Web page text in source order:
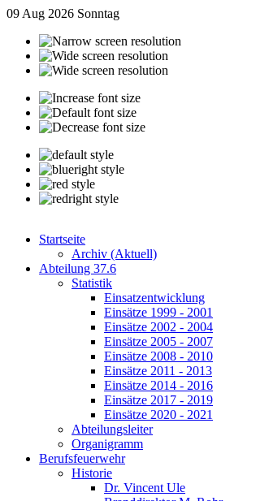
09 Aug 2026 Sonntag
Startseite
Archiv (Aktuell)
Abteilung 37.6
Statistik
Einsatzentwicklung
Einsätze 1999 - 2001
Einsätze 2002 - 2004
Einsätze 2005 - 2007
Einsätze 2008 - 2010
Einsätze 2011 - 2013
Einsätze 2014 - 2016
Einsätze 2017 - 2019
Einsätze 2020 - 2021
Abteilungsleiter
Organigramm
Berufsfeuerwehr
Historie
Dr. Vincent Ule